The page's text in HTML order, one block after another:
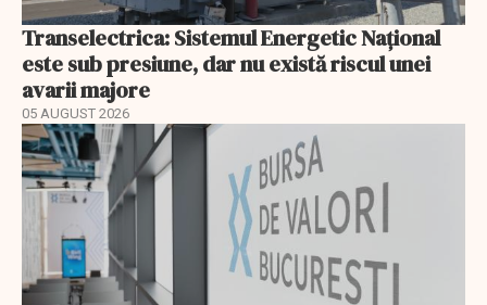
Transelectrica: Sistemul Energetic Național
este sub presiune, dar nu există riscul unei
avarii majore
05 AUGUST 2026